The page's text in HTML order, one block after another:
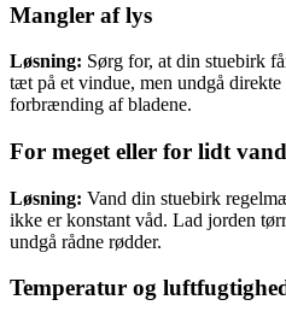
Mangler af lys
Løsning: Sørg for, at din stuebirk
tæt på et vindue, men undgå
forbrænding af bladene.
For meget eller for lidt vand
Løsning: Vand din stuebirk
ikke er konstant våd. Lad jorden
undgå rådne rødder.
Temperatur og